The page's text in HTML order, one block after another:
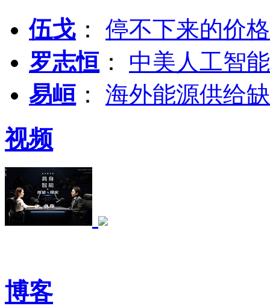
伍戈 ： 停不下来的价
罗志恒 ： 中美人工智
易峘 ： 海外能源供给
视频
博客